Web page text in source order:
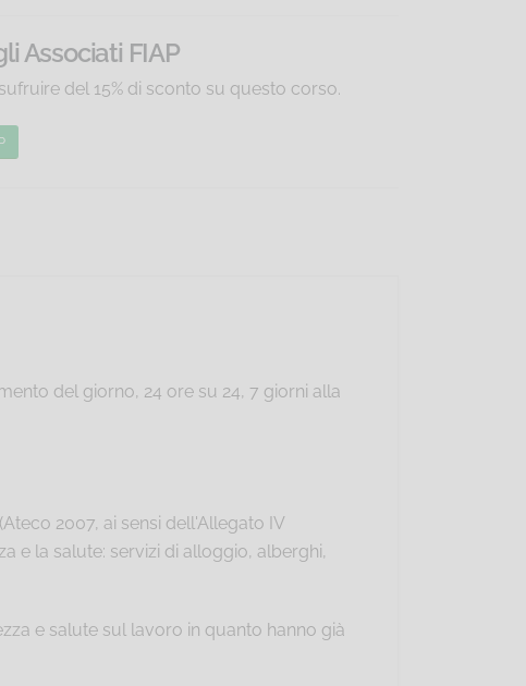
Associati FIAP
del 15% di sconto su questo corso.
del giorno, 24 ore su 24, 7 giorni alla
(Ateco 2007, ai sensi dell'Allegato IV
e la salute: servizi di alloggio, alberghi,
e salute sul lavoro in quanto hanno già